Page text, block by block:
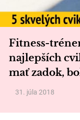
Fitness-
najlepších
mať zadok,
31. júla 2018